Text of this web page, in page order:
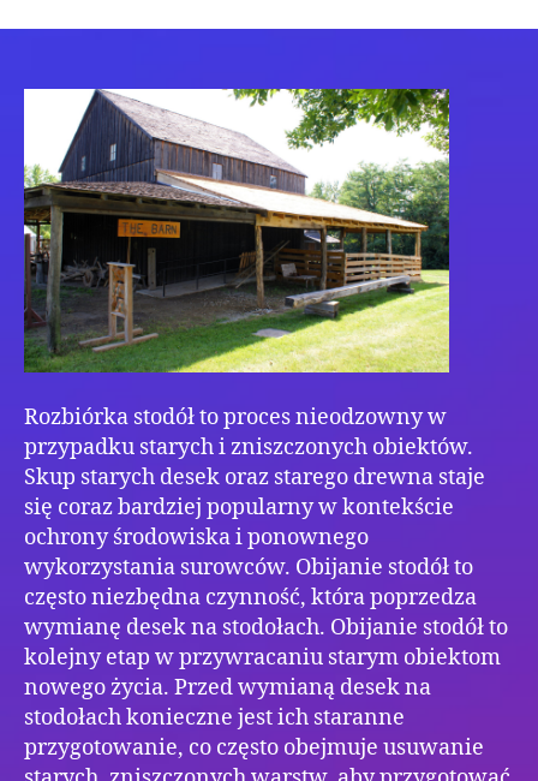
Rozbiórka stodół to proces nieodzowny w
przypadku starych i zniszczonych obiektów.
Skup starych desek oraz starego drewna staje
się coraz bardziej popularny w kontekście
ochrony środowiska i ponownego
wykorzystania surowców. Obijanie stodół to
często niezbędna czynność, która poprzedza
wymianę desek na stodołach. Obijanie stodół to
kolejny etap w przywracaniu starym obiektom
nowego życia. Przed wymianą desek na
stodołach konieczne jest ich staranne
przygotowanie, co często obejmuje usuwanie